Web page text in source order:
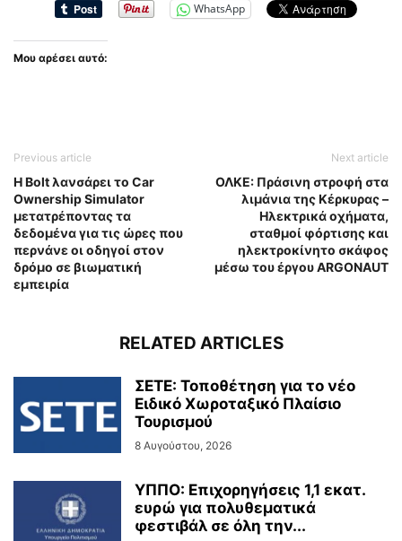
WhatsApp
Μου αρέσει αυτό:
Previous article
Η Bolt λανσάρει το Car
Ownership Simulator
μετατρέποντας τα
δεδομένα για τις ώρες που
περνάνε οι οδηγοί στον
δρόμο σε βιωματική
εμπειρία
Next article
ΟΛΚΕ: Πράσινη στροφή στα
λιμάνια της Κέρκυρας –
Ηλεκτρικά οχήματα,
σταθμοί φόρτισης και
ηλεκτροκίνητο σκάφος
μέσω του έργου ARGONAUT
RELATED ARTICLES
ΣΕΤΕ: Τοποθέτηση για το νέο
Ειδικό Χωροταξικό Πλαίσιο
Τουρισμού
8 Αυγούστου, 2026
ΥΠΠΟ: Επιχορηγήσεις 1,1 εκατ.
ευρώ για πολυθεματικά
φεστιβάλ σε όλη την...